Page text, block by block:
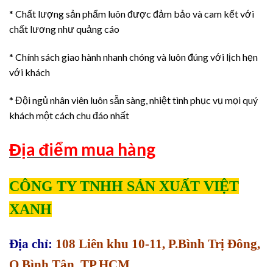
* Chất lượng sản phẩm luôn được đảm bảo và cam kết với
chất lương như quảng cáo
* Chính sách giao hành nhanh chóng và luôn đúng với lịch hẹn
với khách
* Đội ngủ nhân viên luôn sẵn sàng, nhiệt tình phục vụ mọi quý
khách một cách chu đáo nhất
Địa điểm mua hàng
CÔNG TY TNHH SẢN XUẤT VIỆT
XANH
Địa chỉ: 108 Liên khu 10-11, P.Bình Trị Đông,